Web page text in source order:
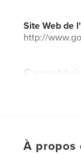
Site Web de
http://
Catégorie
# de pages:
À propos